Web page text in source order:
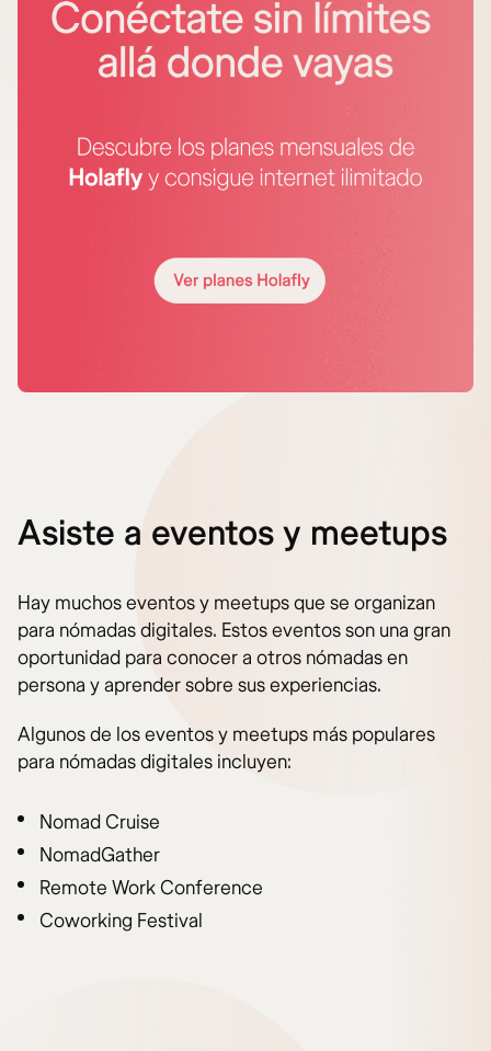
Asiste a eventos y meetups
Hay muchos eventos y meetups que se organizan
para nómadas digitales. Estos eventos son una gran
oportunidad para conocer a otros nómadas en
persona y aprender sobre sus experiencias.
Algunos de los eventos y meetups más populares
para nómadas digitales incluyen:
Nomad Cruise
NomadGather
Remote Work Conference
Coworking Festival